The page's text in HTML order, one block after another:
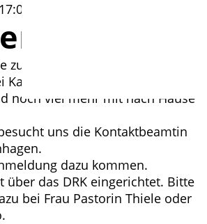
zusammenkommen. Spiele
und Kuchen, einen
noch viel mehr mit nach Hause
uns die Kontaktbeamtin
dazu kommen.
über das DRK eingerichtet. Bitte
bei Frau Pastorin Thiele oder